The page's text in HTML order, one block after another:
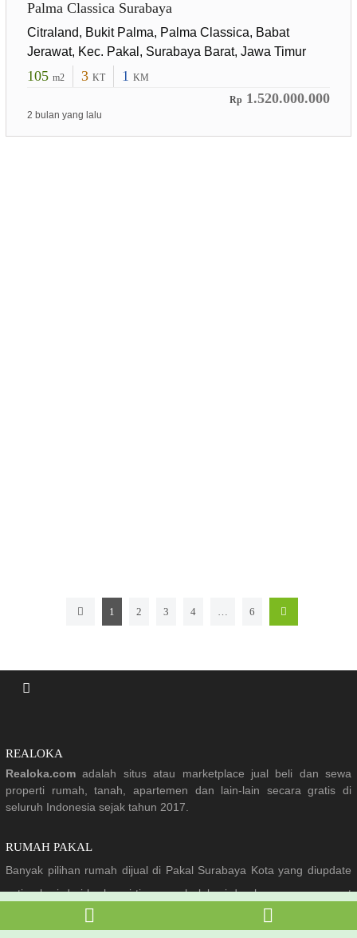
Palma Classica Surabaya
Citraland, Bukit Palma, Palma Classica, Babat
Jerawat, Kec. Pakal, Surabaya Barat, Jawa Timur
105 m2 3 KT 1 KM
Rp 1.520.000.000
2 bulan yang lalu
1 2 3 4 … 6
REALOKA
Realoka.com adalah situs atau marketplace jual beli dan sewa
properti rumah, tanah, apartemen dan lain-lain secara gratis di
seluruh Indonesia sejak tahun 2017.
RUMAH PAKAL
Banyak pilihan rumah dijual di Pakal Surabaya Kota yang diupdate
setiap hari dari berbagai tipe rumah, lokasi dan harga yang sangat